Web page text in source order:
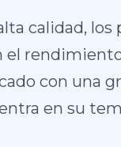
calidad, los
el
con una
en su